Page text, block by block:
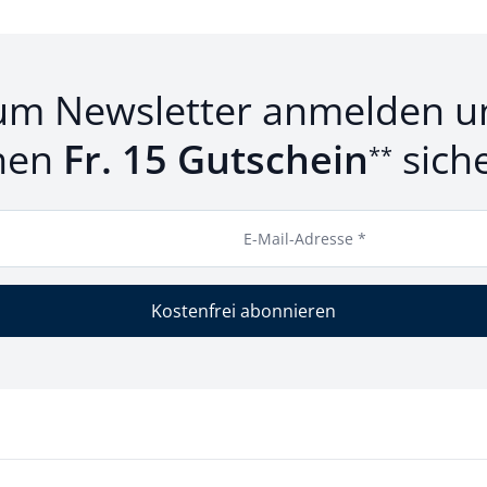
Newsletter anmelden
Fr. 15 Gutschein**
E-Mail-Adresse *
Kostenfrei abonnieren